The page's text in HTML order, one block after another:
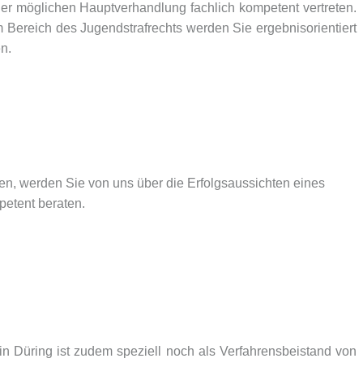
möglichen Hauptverhandlung fachlich kompetent vertreten.
des Jugendstrafrechts werden Sie ergebnisorientiert
werden Sie von uns über die Erfolgsaussichten eines
beraten.
Düring ist zudem speziell noch als Verfahrensbeistand von